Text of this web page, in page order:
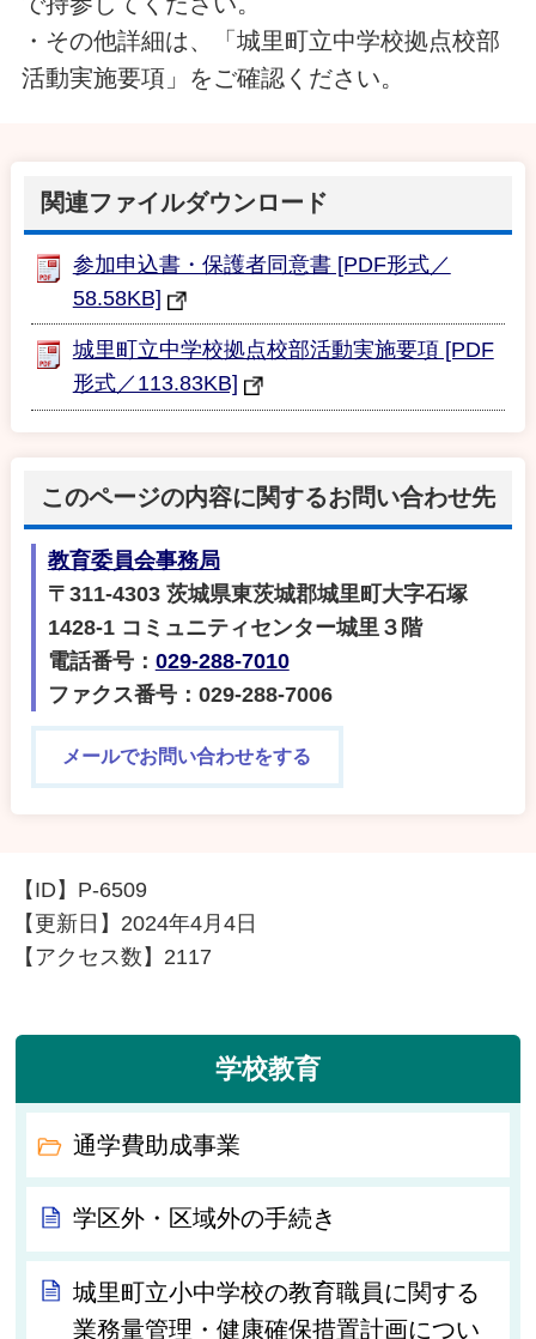
・その他詳細は、「城里町立中学校拠点校部
活動実施要項」をご確認ください。
関連ファイルダウンロード
参加申込書・保護者同意書 [PDF形式／
58.58KB]
城里町立中学校拠点校部活動実施要項 [PDF
形式／113.83KB]
このページの内容に関するお問い合わせ先
教育委員会事務局
〒311-4303 茨城県東茨城郡城里町大字石塚
1428‐1 コミュニティセンター城里３階
電話番号： 029-288-7010
ファクス番号：029-288-7006
メールでお問い合わせをする
【ID】 P-6509
【更新日】 2024年4月4日
【アクセス数】 2117
学校教育
通学費助成事業
学区外・区域外の手続き
城里町立小中学校の教育職員に関する
業務量管理・健康確保措置計画につい